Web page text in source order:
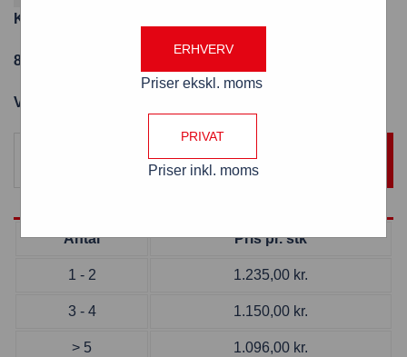
Køleder magnetisk væg sort med 460 cm rød/hvid sele
899MAG-460/SORT/RØD-HVID
Varenummer: 899MAG-460/SORT/RØD-HVID
TILFØJ TIL KURV
Antal Pris pr. stk
1 - 2 1.235,00 kr.
3 - 4 1.150,00 kr.
> 5 1.096,00 kr.
ERHVERV
Priser ekskl. moms
PRIVAT
Priser inkl. moms